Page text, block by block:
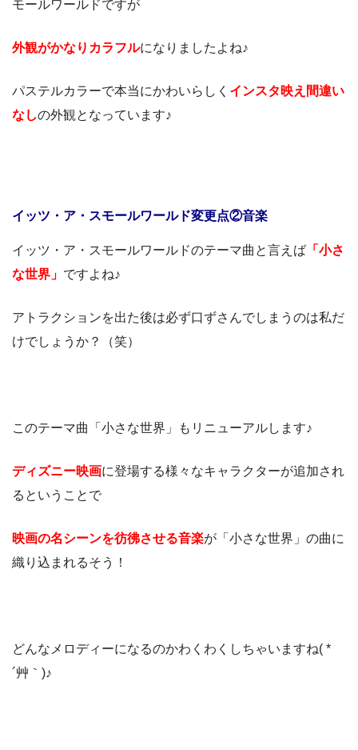
モールワールドですが
外観がかなりカラフルになりましたよね♪
パステルカラーで本当にかわいらしく インスタ映え間違い
なしの外観となっています♪
イッツ・ア・スモールワールド変更点②音楽
イッツ・ア・スモールワールドのテーマ曲と言えば 「小さ
な世界」 ですよね♪
アトラクションを出た後は必ず口ずさんでしまうのは私だ
けでしょうか？（笑）
このテーマ曲「小さな世界」もリニューアルします♪
ディズニー映画に登場する様々なキャラクターが追加され
るということで
映画の名シーンを彷彿させる音楽が「小さな世界」の曲に
織り込まれるそう！
どんなメロディーになるのかわくわくしちゃいますね( *
´艸｀)♪